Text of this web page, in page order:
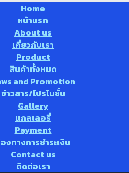
Home
หน้าแรก
About us
เกี่ยวกับเรา
Product
สินค้าทั้งหมด
and Promotion
ข่าวสาร/โปรโมชั่น
Gallery
แกลเลอรี่
Payment
งทางการชำระเงิน
Contact us
ติดต่อเรา